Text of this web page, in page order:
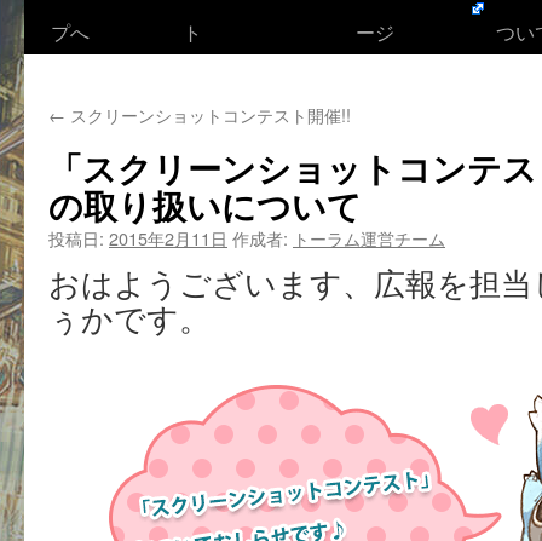
プへ
ト
ージ
つい
← スクリーンショットコンテスト開催!!
「スクリーンショットコンテ
の取り扱いについて
投稿日: 2015年2月11日 作成者: トーラム運営チーム
おはようございます、広報を担
ぅかです。